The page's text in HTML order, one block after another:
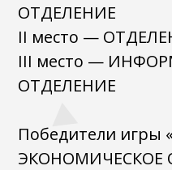
ОТДЕЛЕНИЕ
II место —
III место —
ОТДЕЛЕНИЕ
Победители игры
ЭКОНОМИЧЕСКОЕ